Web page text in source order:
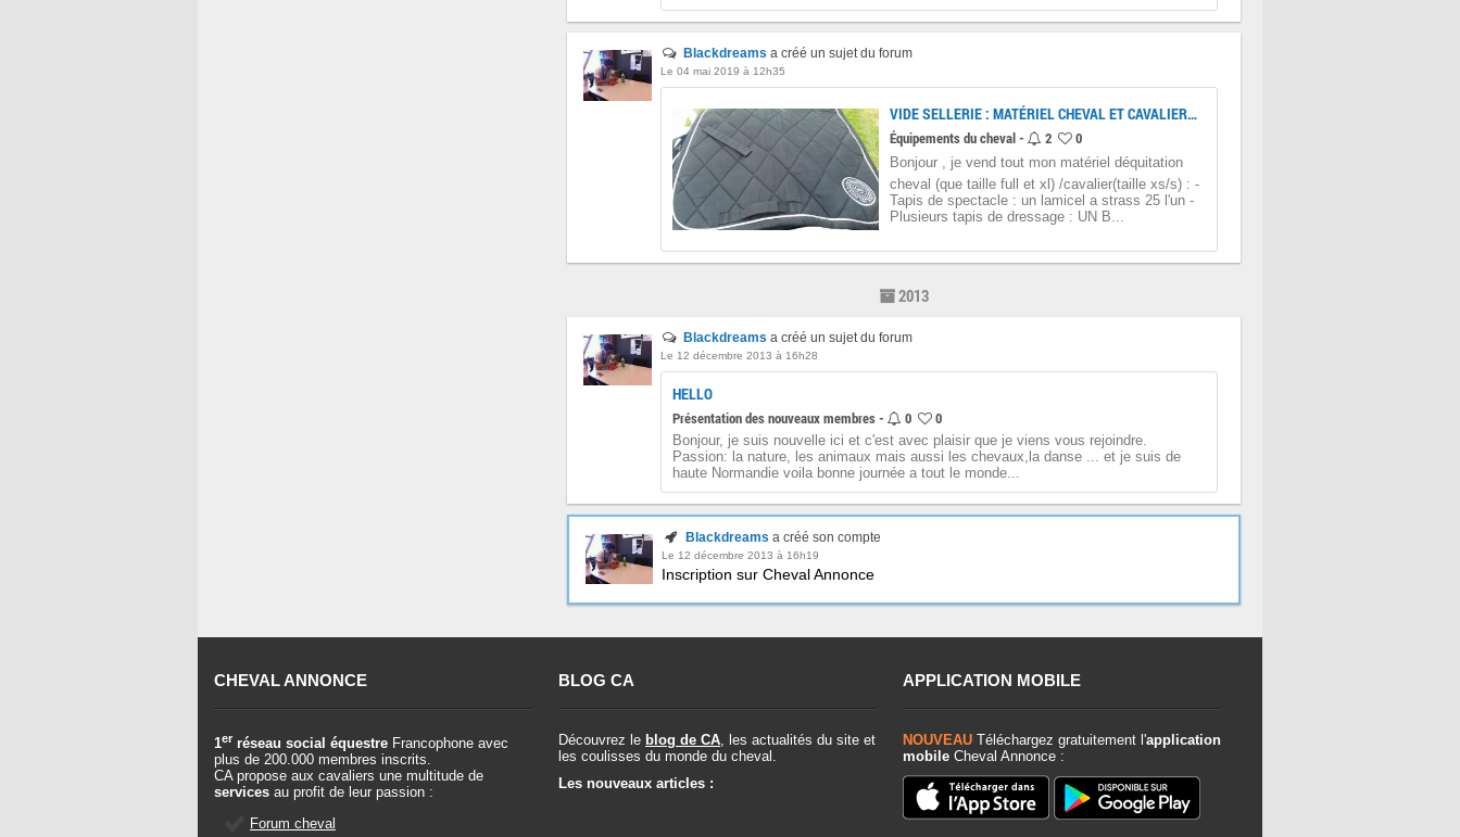
Blackdreams a créé un sujet du forum
Le 04 mai 2019 à 12h35
VIDE SELLERIE : MATÉRIEL CHEVAL ET CAVALIER ETC
Équipements du cheval - 2 0
Bonjour , je vend tout mon matériel déquitation
cheval (que taille full et xl) /cavalier(taille xs/s) : -
Tapis de spectacle : un lamicel a strass 25 l'un -
Plusieurs tapis de dressage : UN B...
2013
Blackdreams a créé un sujet du forum
Le 12 décembre 2013 à 16h28
HELLO
Présentation des nouveaux membres - 0 0
Bonjour, je suis nouvelle ici et c'est avec plaisir que je viens vous rejoindre.
Passion: la nature, les animaux mais aussi les chevaux,la danse ... et je suis de
haute Normandie voila bonne journée a tout le monde...
Blackdreams a créé son compte
Le 12 décembre 2013 à 16h19
Inscription sur Cheval Annonce
CHEVAL ANNONCE
1er réseau social équestre Francophone avec
plus de 200.000 membres inscrits.
CA propose aux cavaliers une multitude de
services au profit de leur passion :
Forum cheval
BLOG CA
Découvrez le blog de CA , les actualités du site et
les coulisses du monde du cheval.
Les nouveaux articles :
APPLICATION MOBILE
NOUVEAU Téléchargez gratuitement l'application
mobile Cheval Annonce :